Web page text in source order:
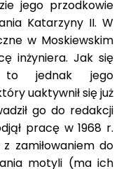
jego przodkowie
Katarzyny II. W
w Moskiewskim
inżyniera. Jak się
to jednak jego
uaktywnił się już
go do redakcji
pracę w 1968 r.
zamiłowaniem do
motyli (ma ich